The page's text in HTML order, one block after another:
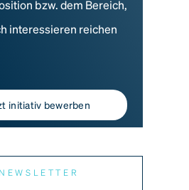
bzw. dem Bereich,
interessieren reichen
initiativ bewerben